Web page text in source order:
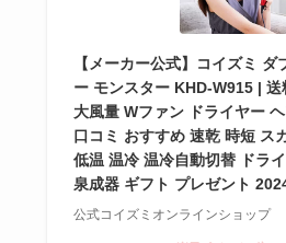
【メーカー公式】コイズミ
ー モンスター KHD-W915 |
大風量 Wファン ドライヤー
口コミ おすすめ 速乾 時短 ス
低温 温冷 温冷自動切替 ドラ
泉成器 ギフト プレゼント
公式コイズミオンラインショップ